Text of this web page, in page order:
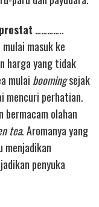
…………..
masuk ke
harga yang tidak
mulai boomingsejak
mencuri perhatian.
bermacam olahan
tea. Aromanya yang
menjadikan
penyuka